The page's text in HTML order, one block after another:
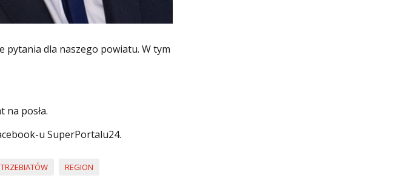
pytania dla naszego powiatu. W tym
na posła.
u SuperPortalu24.
TRZEBIATÓW REGION